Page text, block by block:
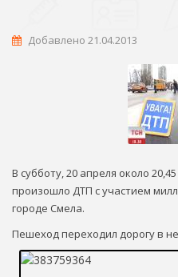
Добавлено 21.04.2013
В субботу, 20 апреля около
произошло ДТП с участием
городе Смела.
Пешеход переходил дорогу в